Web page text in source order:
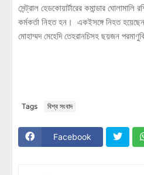
সেন্ট্রাল হেডকোয়ার্টারের কমান্ডার
কর্মকর্তা নিহত হন। একইসঙ্গে নিহত
মোহাম্মদ মেহেদি তেহরানচিসহ ছয়জন
Tags বিশ্ব সংবাদ
Facebook